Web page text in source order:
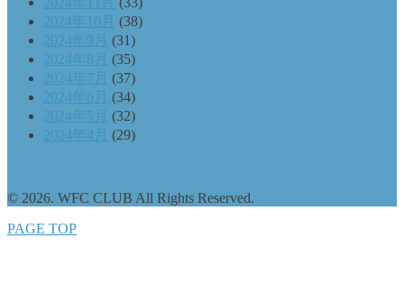
2024年10月 (38)
2024年9月 (31)
2024年8月 (35)
2024年7月 (37)
2024年6月 (34)
2024年5月 (32)
2024年4月 (29)
© 2026. WFC CLUB All Rights Reserved.
PAGE TOP